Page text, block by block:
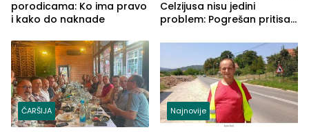
porodicama: Ko ima pravo
i kako do naknade
Celzijusa nisu jedini
problem: Pogrešan pritisak
ČARŠIJA Najnovije